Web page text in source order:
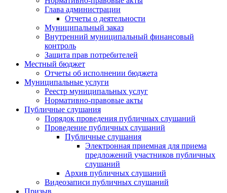
Глава администрации
Отчеты о деятельности
Муниципальный заказ
Внутренний муниципальный финансовый
контроль
Защита прав потребителей
Местный бюджет
Отчеты об исполнении бюджета
Муниципальные услуги
Реестр муниципальных услуг
Нормативно-правовые акты
Публичные слушания
Порядок проведения публичных слушаний
Проведение публичных слушаний
Публичные слушания
Электронная приемная для приема
предложений участников публичных
слушаний
Архив публичных слушаний
Видеозаписи публичных слушаний